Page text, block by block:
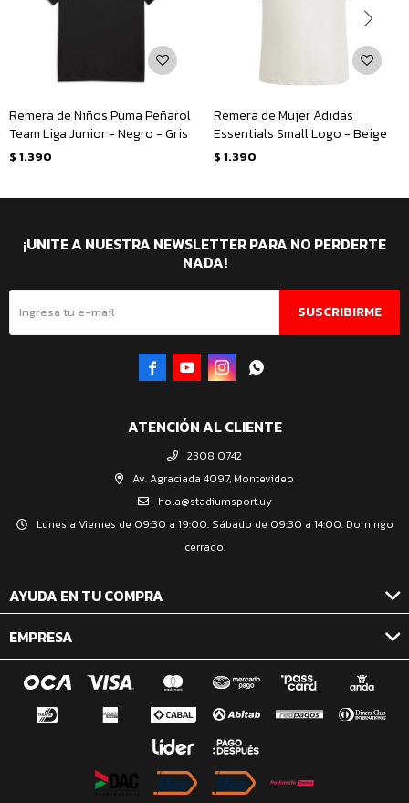
Remera de Niños Puma Peñarol
Team Liga Junior - Negro - Gris
$ 1.390
Remera de Mujer Adidas
Essentials Small Logo - Beige
$ 1.390
ATENCIÓN AL CLIENTE
2308 0742
Av. Agraciada 4097, Montevideo
hola@stadiumsport.uy
Lunes a Viernes de 09:30 a 19:00. Sábado de 09:30 a 14:00. Domingo
cerrado.
AYUDA EN TU COMPRA
EMPRESA
¡UNITE A NUESTRA NEWSLETTER PARA NO PERDERTE
NADA!
SUSCRIBIRME
   